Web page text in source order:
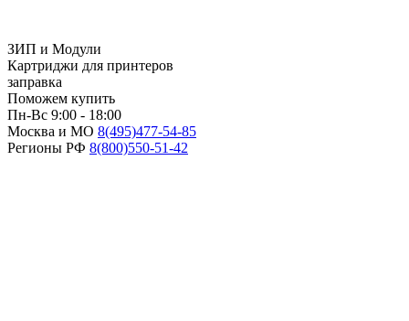
ЗИП и Модули
Картриджи для принтеров
заправка
Поможем купить
Пн-Вс 9:00 - 18:00
Москва и МО 8(495)477-54-85
Регионы РФ 8(800)550-51-42